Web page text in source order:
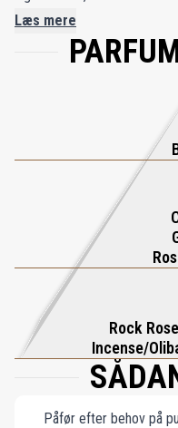
om en betagende opera.
calvados, bergamot og
dybde og tiltrækningskraft.
har nået sit højdepunkt,
frankincense, labdanum
varigt indtryk af tidløs
Læs mere
Rock
Incense/
Påfør efter behov på